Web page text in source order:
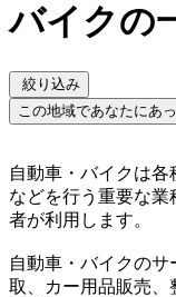
バイクの
絞り込み
この地域であなたにあ
自動車・バイクは
などを行う重要な
者が利用します。
自動車・バイクの
取、カー用品販売、